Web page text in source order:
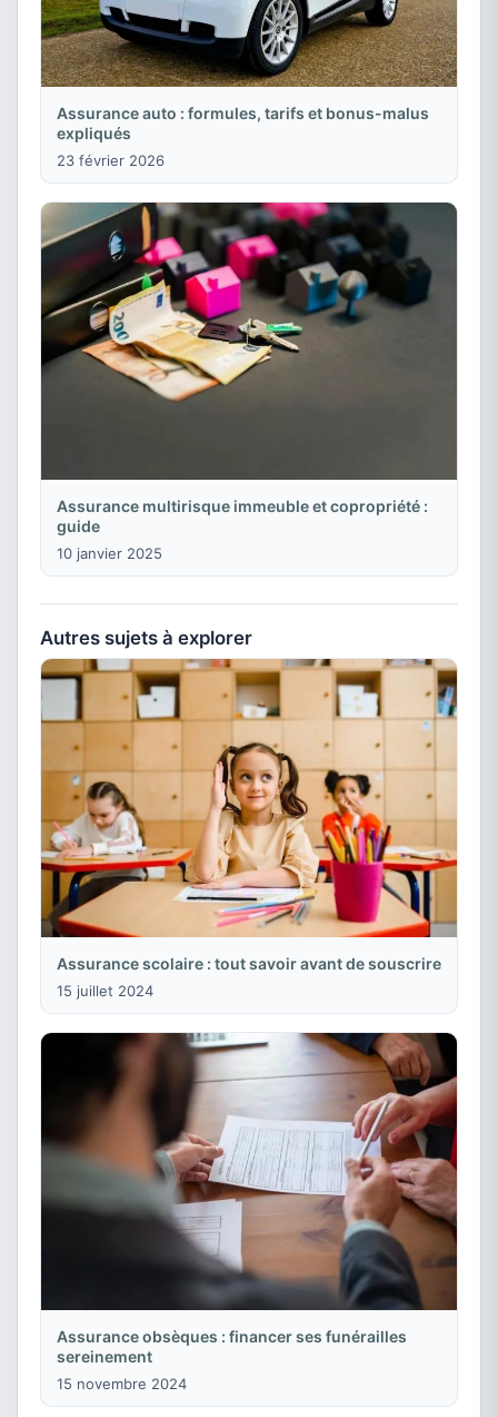
Assurance auto : formules, tarifs et bonus-malus
expliqués
23 février 2026
Assurance multirisque immeuble et copropriété :
guide
10 janvier 2025
Autres sujets à explorer
Assurance scolaire : tout savoir avant de souscrire
15 juillet 2024
Assurance obsèques : financer ses funérailles
sereinement
15 novembre 2024